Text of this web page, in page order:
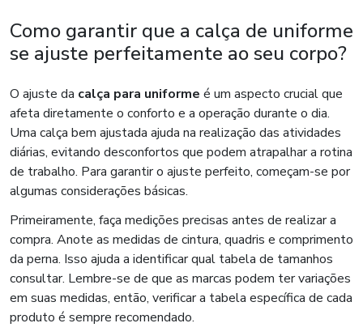
Como garantir que a calça de uniforme
se ajuste perfeitamente ao seu corpo?
O ajuste da calça para uniforme é um aspecto crucial que
afeta diretamente o conforto e a operação durante o dia.
Uma calça bem ajustada ajuda na realização das atividades
diárias, evitando desconfortos que podem atrapalhar a rotina
de trabalho. Para garantir o ajuste perfeito, começam-se por
algumas considerações básicas.
Primeiramente, faça medições precisas antes de realizar a
compra. Anote as medidas de cintura, quadris e comprimento
da perna. Isso ajuda a identificar qual tabela de tamanhos
consultar. Lembre-se de que as marcas podem ter variações
em suas medidas, então, verificar a tabela específica de cada
produto é sempre recomendado.